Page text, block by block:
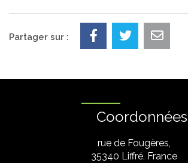
Partager sur :
Coordonnées
rue de Fougères,
35340 Liffré, France